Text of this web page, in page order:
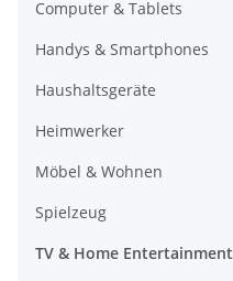
Computer & Tablets
Handys & Smartphones
Haushaltsgeräte
Heimwerker
Möbel & Wohnen
Spielzeug
TV & Home Entertainment